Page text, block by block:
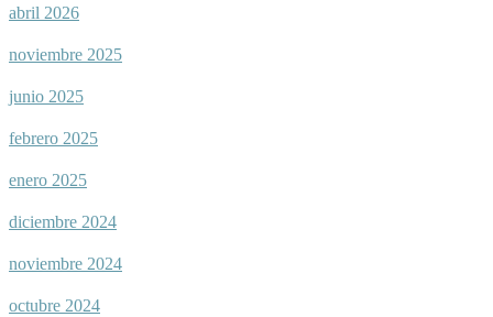
abril 2026
noviembre 2025
junio 2025
febrero 2025
enero 2025
diciembre 2024
noviembre 2024
octubre 2024